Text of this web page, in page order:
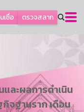
เชื่อ ตรวจสลาก
ละผลการดำเนิน
จฐานราก เดือน